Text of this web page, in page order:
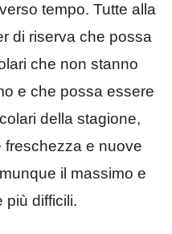
tempo. Tutte alla
di riserva che possa
che non stanno
e che possa essere
della stagione,
e nuove
il massimo e
più difficili.